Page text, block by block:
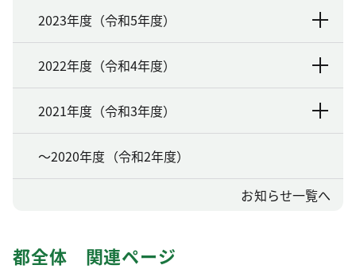
2023年度（令和5年度）
2022年度（令和4年度）
2021年度（令和3年度）
～2020年度（令和2年度）
お知らせ一覧へ
都全体 関連ページ